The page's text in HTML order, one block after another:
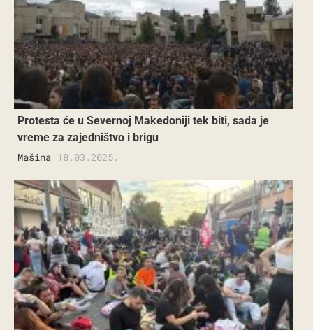
Protesta će u Severnoj Makedoniji tek biti, sada je
vreme za zajedništvo i brigu
Mašina 18.03.2025.